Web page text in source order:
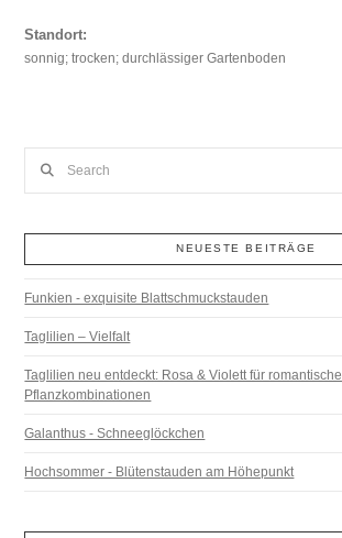
Standort:
sonnig; trocken; durchlässiger Gartenboden
NEUESTE BEITRÄGE
Funkien - exquisite Blattschmuckstauden
Taglilien – Vielfalt
Taglilien neu entdeckt: Rosa & Violett für romantische
Pflanzkombinationen
Galanthus - Schneeglöckchen
Hochsommer - Blütenstauden am Höhepunkt